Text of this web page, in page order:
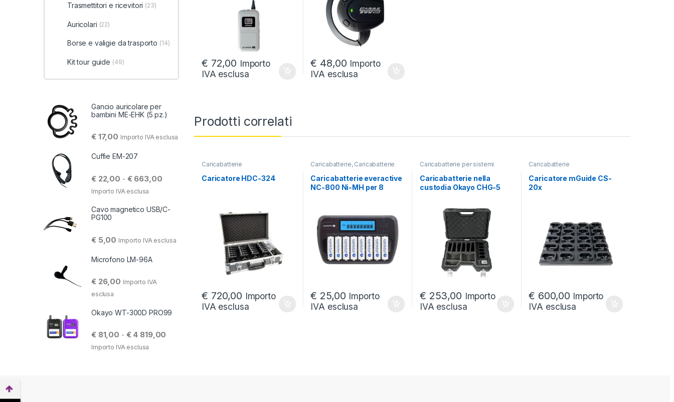
€ 72,00 Importo
IVA esclusa
€ 48,00 Importo
IVA esclusa
Prodotti correlati
Caricabatterie
Caricatore HDC-324
€ 720,00 Importo
IVA esclusa
Caricabatterie, Caricabatterie
Caricabatterie everactive
NC-800 Ni-MH per 8
€ 25,00 Importo
IVA esclusa
Caricabatterie per sistemi
Caricabatterie
Caricabatterie nella
custodia Okayo CHG-5
€ 253,00 Importo
IVA esclusa
Caricabatterie
Caricatore mGuide CS-
20x
€ 600,00 Importo
IVA esclusa
Trasmettitori e ricevitori (23)
Auricolari (22)
Borse e valigie da trasporto (14)
Kit tour guide (49)
Gancio auricolare per
bambini ME-EHK (5 pz.)
€17,00 Importo IVA esclusa
Cuffie EM-207
€22,00 - €663,00Fascia di prezzo: da € 22,00 a € 663,00
Importo IVA esclusa
Cavo magnetico USB/C-
PG100
€5,00 Importo IVA esclusa
Microfono LM-96A
€26,00 Importo IVA
esclusa
Okayo WT-300D PRO99
€81,00 - €4 819,00
Importo IVA esclusa